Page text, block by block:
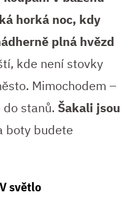
horká noc, kdy
plná hvězd
kde není stovky
Mimochodem –
stanů. Šakali jsou
boty budete
světlo